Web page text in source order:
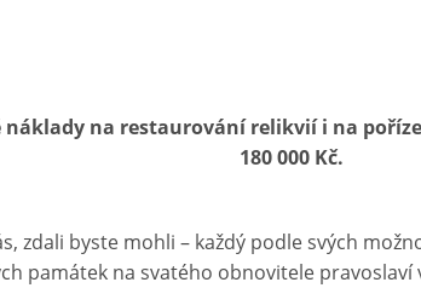
náklady na restaurování relikvií i na
180 000 Kč.
zdali byste mohli – každý podle svých
památek na svatého obnovitele pravoslaví